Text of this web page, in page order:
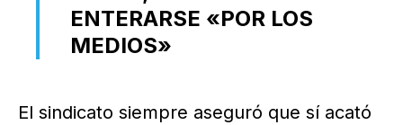
ENTERARSE «POR LOS
MEDIOS»
El sindicato siempre aseguró que sí acató